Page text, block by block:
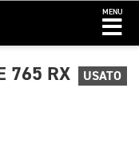
MENU
765 RX USATO